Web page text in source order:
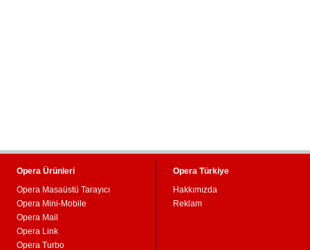
Opera Ürünleri
Opera Masaüstü Tarayıcı
Opera Mini-Mobile
Opera Mail
Opera Link
Opera Turbo
Opera Türkiye
Hakkımızda
Reklam